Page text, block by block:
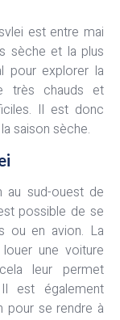
est entre mai
sèche et la plus
pour explorer la
très chauds et
Il est donc
saison sèche.
au sud-ouest de
possible de se
ou en avion. La
une voiture
leur permet
est également
pour se rendre à